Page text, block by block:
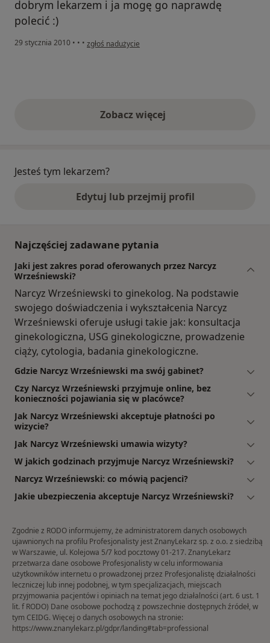
dobrym lekarzem i ja mogę go naprawdę
polecić :)
29 stycznia 2010 • • • w opinii użytkownika Gość
zgłoś nadużycie
Zobacz więcejopinie powyżej
Jesteś tym lekarzem?
Edytuj lub przejmij profil
Najczęściej zadawane pytania
Jaki jest zakres porad oferowanych przez Narcyz
Wrześniewski?
Narcyz Wrześniewski to ginekolog. Na podstawie
swojego doświadczenia i wykształcenia Narcyz
Wrześniewski oferuje usługi takie jak: konsultacja
ginekologiczna, USG ginekologiczne, prowadzenie
ciąży, cytologia, badania ginekologiczne.
Gdzie Narcyz Wrześniewski ma swój gabinet?
Czy Narcyz Wrześniewski przyjmuje online, bez
konieczności pojawiania się w placówce?
Jak Narcyz Wrześniewski akceptuje płatności po
wizycie?
Jak Narcyz Wrześniewski umawia wizyty?
W jakich godzinach przyjmuje Narcyz Wrześniewski?
Narcyz Wrześniewski: co mówią pacjenci?
Jakie ubezpieczenia akceptuje Narcyz Wrześniewski?
Zgodnie z RODO informujemy, że administratorem danych osobowych
ujawnionych na profilu Profesjonalisty jest ZnanyLekarz sp. z o.o. z siedzibą
w Warszawie, ul. Kolejowa 5/7 kod pocztowy 01-217. ZnanyLekarz
przetwarza dane osobowe Profesjonalisty w celu informowania
użytkowników internetu o prowadzonej przez Profesjonalistę działalności
leczniczej lub innej podobnej, w tym specjalizacjach, miejscach
przyjmowania pacjentów i opiniach na temat jego działalności (art. 6 ust. 1
lit. f RODO) Dane osobowe pochodzą z powszechnie dostępnych źródeł, w
tym CEIDG. Więcej o danych osobowych na stronie:
https://www.znanylekarz.pl/gdpr/landing#tab=professional